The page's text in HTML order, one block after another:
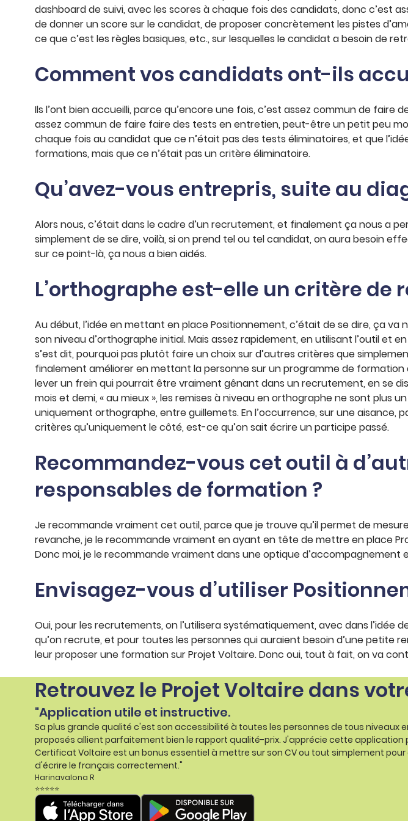
dashboard de suivi, avec les scores à chaque fois des candidats, donc c’est
de donner un score sur le candidat, de proposer concrètement les pistes
ce que c’est les règles basiques, etc., sur lesquelles le candidat a besoin de
Comment vos candidats ont-ils
Ils l’ont bien accueilli, parce qu’encore une fois, c’est assez commun de
assez commun de faire faire des tests en entretien, peut-être un petit peu
chaque fois au candidat que ce n’était pas des tests éliminatoires, et que
formations, mais que ce n’était pas un critère éliminatoire.
Qu’avez-vous entrepris, suite au
Alors nous, c’était dans le cadre d’un recrutement, et finalement ça nous a
simplement de se dire, voilà, si on prend tel ou tel candidat, on aura besoin
sur ce point-là, ça nous a bien aidés.
L’orthographe est-elle un critère de
Au début, l’idée en mettant en place Positionnement, c’était de se dire, ça
son niveau d’orthographe initial. Mais assez rapidement, en utilisant l’outil
s’est dit, pourquoi pas plutôt faire un choix sur d’autres critères que
finalement améliorer en mettant la personne sur un programme de
lever un frein qui pourrait être vraiment gênant dans un recrutement, en se
mois et demi, « au mieux », les remises à niveau en orthographe ne sont
uniquement orthographe, entre guillemets. En l’occurrence, sur une aisance,
critères qu’uniquement le côté, est-ce qu’on sait écrire un participe passé.
Recommandez-vous cet outil à
responsables de formation ?
Je recommande vraiment cet outil, parce que je trouve qu’il permet de
revanche, je le recommande vraiment en ayant en tête de mettre en place
Donc moi, je le recommande vraiment dans une optique d’accompagnement
Envisagez-vous d’utiliser
Oui, pour les recrutements, on l’utilisera systématiquement, avec dans l’idée
qu’on recrute, et pour toutes les personnes qui auraient besoin d’une petite
leur proposer une formation sur Projet Voltaire. Donc oui, tout à fait, on va
Retrouvez le Projet Voltaire dans
"Application utile et instructive.
Sa plus grande qualité c'est son accessibilité à toutes les personnes de tous niveaux
proposés allient parfaitement bien le rapport qualité-prix. J'apprécie cette application
Certificat Voltaire est un bonus essentiel à mettre sur son CV ou tout simplement pour
d'écrire le français correctement."
Harinavalona R
⭐⭐⭐⭐⭐